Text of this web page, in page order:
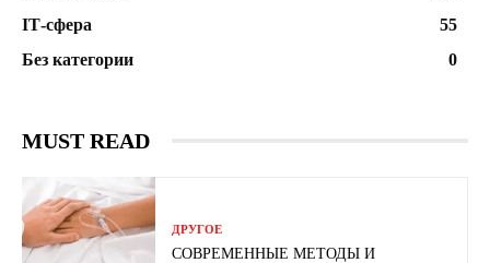
ІТ-сфера
55
Без категории
0
MUST READ
ДРУГОЕ
СОВРЕМЕННЫЕ МЕТОДЫ И